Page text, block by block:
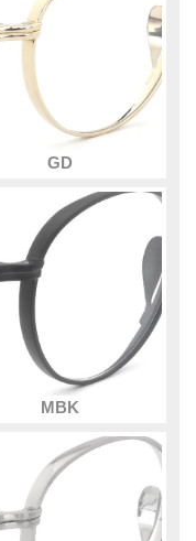
GD
MBK